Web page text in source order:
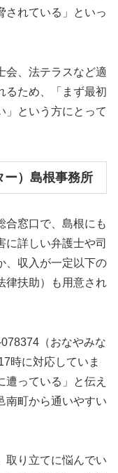
されている」といっ
会、法テラスなど適
るため、「まず最初
」という方にとって
ー）島根事務所
合窓口で、島根にも
に詳しい弁護士や司
、収入が一定以下の
律扶助）も用意され
（おなやみな
時に対応していま
っている」と伝え
南町から通いやすい
取り立てに悩んでい